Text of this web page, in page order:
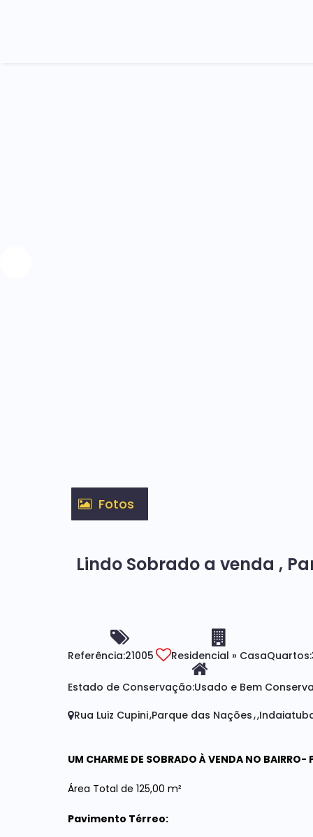
Fotos
Lindo Sobrado a venda ,
Referência:21005 Residencial » CasaQuartos:
Estado de Conservação:Usado e Bem
Rua Luiz Cupini Parque das Nações
UM CHARME DE SOBRADO À VENDA NO
Área Total de 125,00 m²
Pavimento Térreo: